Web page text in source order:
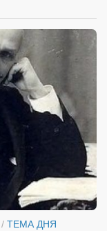
/ ТЕМА ДНЯ